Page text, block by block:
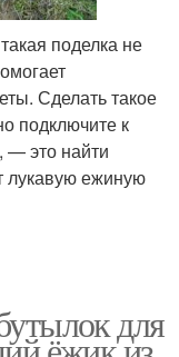
поделка не
Сделать такое
подключите к
— это найти
лукавую ежиную
для